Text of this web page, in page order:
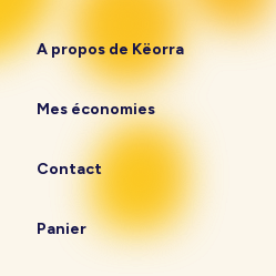
A propos de Këorra
Mes économies
Contact
Panier